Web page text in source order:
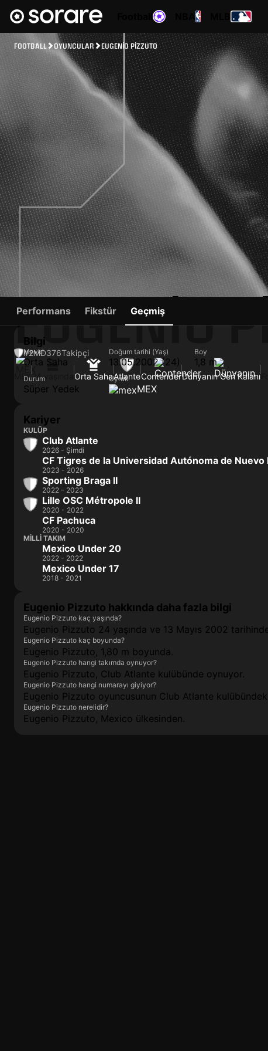
FOOTBALL OYUNCULAR EUGENIO PIZZUTO
EUGENIO
#2MD376Takipçi
MEX24 yaşında Orta SahaAtlanteContenderDünyanın Geri Kalanı
Performans Fikstür Geçmiş
Bilgi
Mevki
Orta Saha
Doğum tarihi (Yaş)
13.05.2002 (24)
Boy
1,8 m
Durum
Süper Yedek
Uyruk
MEX
Kariyer
KULÜP
Club Atlante
2026 - Şimdi
CF Tigres de la Universidad Autónoma de Nuevo
2023 - 2026
Sporting Braga II
2022 - 2023
Lille OSC Métropole II
2020 - 2022
CF Pachuca
2020 - 2020
MILLI TAKIM
Mexico Under 20
2022 - 2022
Mexico Under 17
2018 - 2021
Eugenio Pizzuto hakkında daha fazla bilgi
Eugenio Pizzuto kaç yaşında?
Eugenio Pizzuto 24 yaşında ve 13 Mayıs 2002
Eugenio Pizzuto kaç boyunda?
Eugenio Pizzuto, 1,80 m boyunda.
Eugenio Pizzuto hangi takımda oynuyor?
Eugenio Pizzuto, Club Atlante kulübünde oynuyor.
Eugenio Pizzuto hangi numarayı giyiyor?
Eugenio Pizzuto oyuncusunun Club Atlante
Eugenio Pizzuto nerelidir?
Eugenio Pizzuto, Mexico ülkesinden.